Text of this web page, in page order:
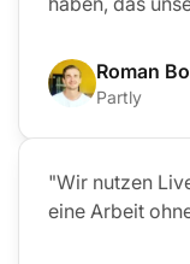
Roman
Partly
"Wir nutzen
eine Arbeit